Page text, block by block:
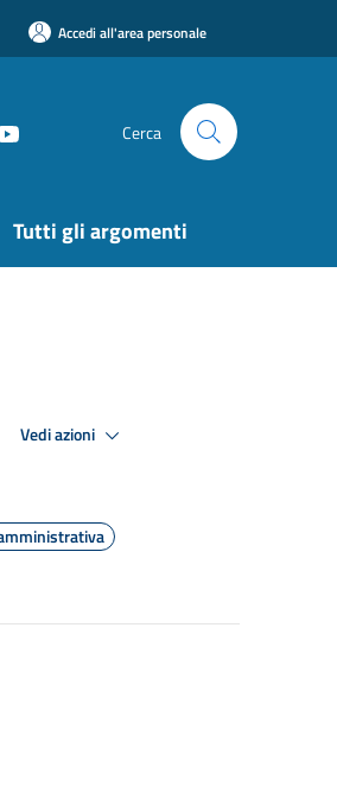
Accedi all'area personale
Cerca
Tutti gli argomenti
Vedi azioni